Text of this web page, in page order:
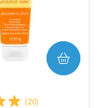
(20)
COMPRAR